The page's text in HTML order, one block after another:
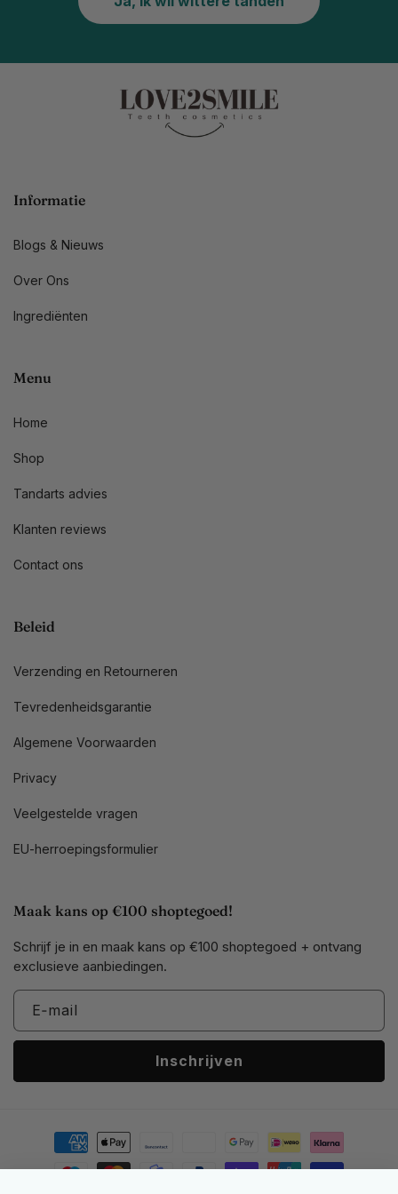
Informatie
Blogs & Nieuws
Over Ons
Ingrediënten
Menu
Home
Shop
Tandarts advies
Klanten reviews
Contact ons
Beleid
Verzending en Retourneren
Tevredenheidsgarantie
Algemene Voorwaarden
Privacy
Veelgestelde vragen
EU-herroepingsformulier
Maak kans op €100 shoptegoed!
Schrijf je in en maak kans op €100 shoptegoed + ontvang
exclusieve aanbiedingen.
E‑mail
Inschrijven
Betaalmethoden